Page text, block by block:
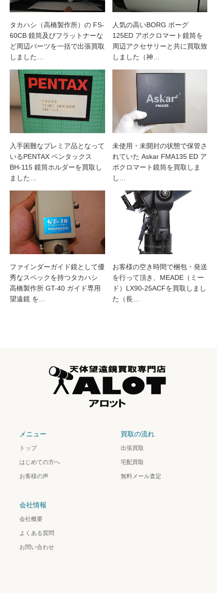
タカハシ（高橋製作所）の FS-
60CB 鏡筒及びフラットナーな
ど周辺パーツを一括で出張買取
しました…
人気の高いBORG ボーグ
125ED アポクロマート鏡筒を
周辺アクセサリーと共に買取致
しました（神…
入手困難なプレミア品となって
いるPENTAX ペンタックス
BH-115 鏡筒ホルダーを買取し
ました…
未使用・未開封の状態で保管さ
れていた Askar FMA135 ED ア
ポクロマート鏡筒を買取しま
し…
ファインダーガイド鏡として優
秀なスペックを持つタカハシ
高橋製作所 GT-40 ガイド専用
望遠鏡 を…
お客様の空き時間で梱包・発送
を行って頂き、MEADE（ミー
ド）LX90-25ACFを買取しまし
た（長…
メニュー
トップ
はじめての方へ
お客様の声
買取の流れ
出張買取
宅配買取
無料メール査定
会社情報
会社概要
よくある質問
お問い合わせ